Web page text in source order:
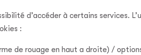
d’accéder à certains services.
:
de rouage en haut a droite) /